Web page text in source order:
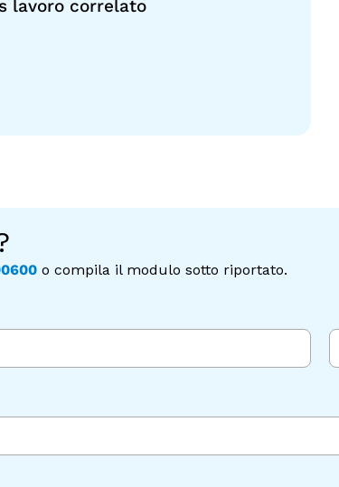
lavoro correlato
o compila il modulo sotto riportato.